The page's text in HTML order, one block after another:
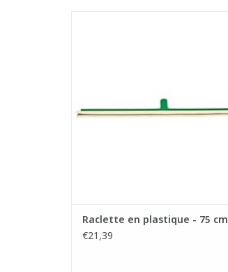
Raclette en plastique - 75 cm
€21,39